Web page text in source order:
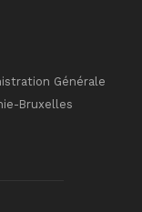
Générale
Bruxelles